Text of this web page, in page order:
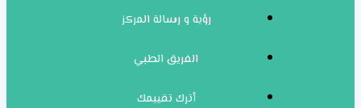
رؤية و رسالة المركز
الفريق الطبي
أترك تقييمك